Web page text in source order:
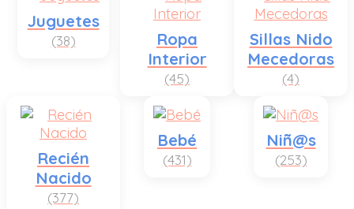
Juguetes
(38)
Ropa
Interior
(45)
Sillas Nido
Mecedoras
(4)
Recién
Nacido
(377)
Bebé
(431)
Niñ@s
(253)